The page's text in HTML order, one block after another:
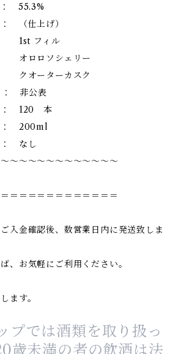
55.3%
（仕上げ）
ル
シェリー
ーカスク
非公表
： 120 本
200ml
なし
～～～～～～～～～～～～
＝＝＝＝＝＝＝＝＝＝＝＝
入金確認後、数営業日内に発送致しま
、お気軽にご利用ください。
ます。
プでは酒類を取り扱っ
歳未満の者の飲酒は法